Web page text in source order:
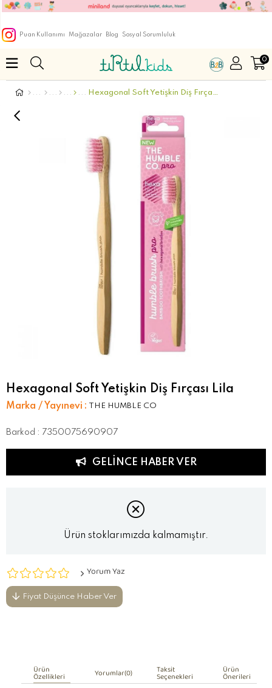
Puan Kullanımı Mağazalar Blog Sosyal Sorumluluk
0
Hexagonal Soft Yetişkin Diş Fırçası Lila
Hexagonal Soft Yetişkin Diş Fırçası Lila
Marka / Yayınevi : THE HUMBLE CO
Barkod : 7350075690907
GELINCE HABER VER
Ürün stoklarımızda kalmamıştır.
Yorum Yaz
Fiyat Düşünce Haber Ver
Ürün
Özellikleri Yorumlar(0) Taksit
Seçenekleri Ürün
Önerileri